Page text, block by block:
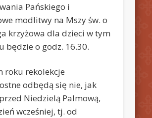
Pańskiego i
modlitwy na Mszy św. o
krzyżowa dla dzieci w tym
będzie o godz. 16.30.
roku rekolekcje
odbędą się nie, jak
Niedzielą Palmową,
wcześniej, tj. od